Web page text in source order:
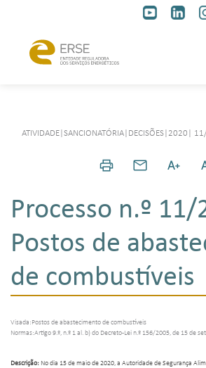
ATIVIDADE SANCIONATÓRIA DECISÕES 2020
Processo n.º 11/
Postos de
de combustíveis
Visada:Postos de abastecimento de combustíveis
Normas:Artigo 9.º, n.º 1 al. b) do Decreto-Lei n.º 156/2005, de 15 de
Descrição: No dia 15 de maio de 2020, a Autoridade de Segurança